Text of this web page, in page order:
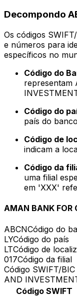
Decompondo
Os códigos
e números para
específicos no
Código do
representam
Código do
país do
Código de
indicam a
Código da
uma filial
em 'XXX'
AMAN BANK FOR
ABCNCódigo do
LYCódigo do país
LTCódigo de
017Código da filial
Código SWIFT/
AND
Código SWIFT